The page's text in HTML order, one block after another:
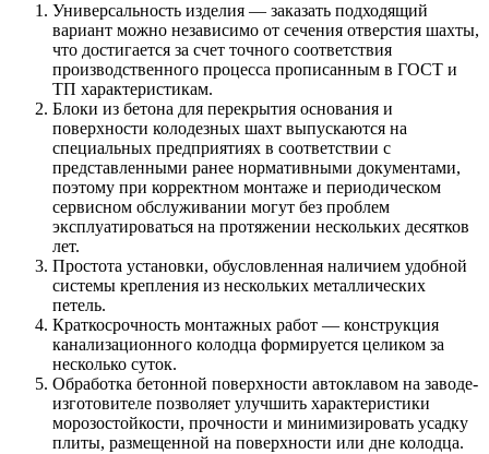
Универсальность изделия — заказать подходящий
вариант можно независимо от сечения отверстия шахты,
что достигается за счет точного соответствия
производственного процесса прописанным в ГОСТ и
ТП характеристикам.
Блоки из бетона для перекрытия основания и
поверхности колодезных шахт выпускаются на
специальных предприятиях в соответствии с
представленными ранее нормативными документами,
поэтому при корректном монтаже и периодическом
сервисном обслуживании могут без проблем
эксплуатироваться на протяжении нескольких десятков
лет.
Простота установки, обусловленная наличием удобной
системы крепления из нескольких металлических
петель.
Краткосрочность монтажных работ — конструкция
канализационного колодца формируется целиком за
несколько суток.
Обработка бетонной поверхности автоклавом на заводе-
изготовителе позволяет улучшить характеристики
морозостойкости, прочности и минимизировать усадку
плиты, размещенной на поверхности или дне колодца.